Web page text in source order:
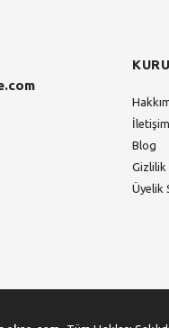
İletişim
Blog
Gizlilik
Üyelik